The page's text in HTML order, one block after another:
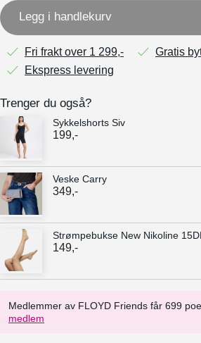
Legg i handlekurv
Fri frakt over 1 299,-
Gratis
Ekspress levering
Medlemmer av FLOYD Friends får 699
medlem
Trenger du også?
Sykkelshorts Siv
199,-
Veske Carry
349,-
Strømpebukse New Nikoline
149,-